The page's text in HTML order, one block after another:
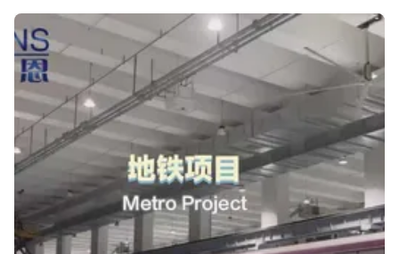
ประหยัดพลังงานของพวกเขาสนับ...